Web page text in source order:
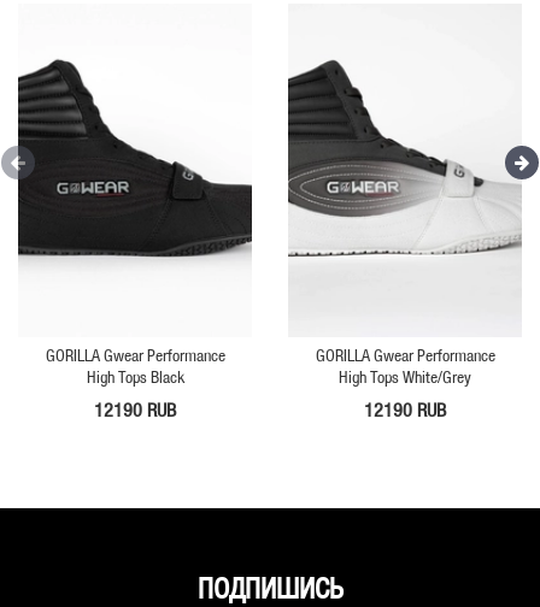
GORILLA Gwear Performance
High Tops Black
12190 RUB
GORILLA Gwear Performance
High Tops White/Grey
12190 RUB
ПОДПИШИСЬ